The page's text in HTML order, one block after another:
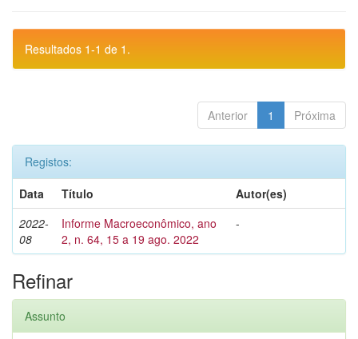
Resultados 1-1 de 1.
Anterior 1 Próxima
Registos:
Data
Título
Autor(es)
2022-
08
Informe Macroeconômico, ano
2, n. 64, 15 a 19 ago. 2022
-
Refinar
Assunto